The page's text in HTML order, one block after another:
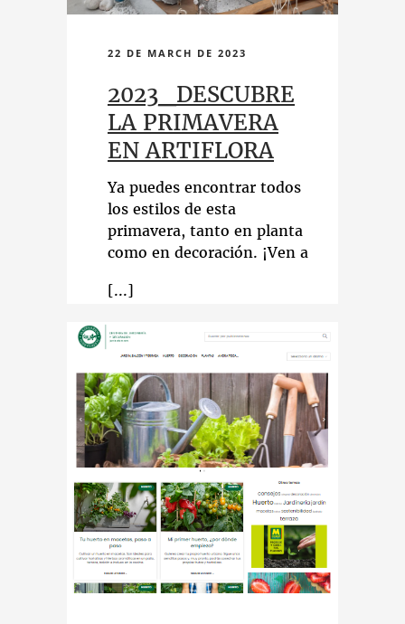
22 DE MARCH DE 2023
2023_DESCUBRE
LA PRIMAVERA
EN ARTIFLORA
Ya puedes encontrar todos
los estilos de esta
primavera, tanto en planta
como en decoración. ¡Ven a